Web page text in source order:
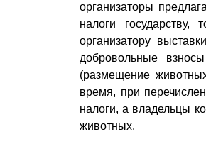
организаторы
налоги
организатору
добровольные
(размещение
время, при
налоги, а владельцы
животных.